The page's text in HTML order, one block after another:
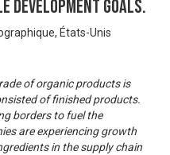
development goals.
États-Unis
of organic products is
of finished products.
borders to fuel the
are experiencing growth
in the supply chain